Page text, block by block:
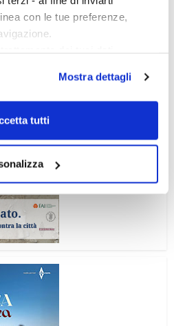
con le tue preferenze,
ti invitiamo a prendere visione
la “X” prosegui la
“Accetta tutti” presti
che potrai revocare in
Mostra dettagli
tutti
conferenze